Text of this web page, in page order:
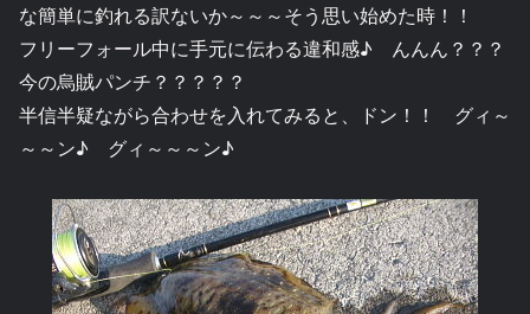
な簡単に釣れる訳ないか～～～そう思い始めた時！！
フリーフォール中に手元に伝わる違和感♪ んんん？？？
今の烏賊パンチ？？？？？
半信半疑ながら合わせを入れてみると、ドン！！ グィ～
～～ン♪ グィ～～～ン♪